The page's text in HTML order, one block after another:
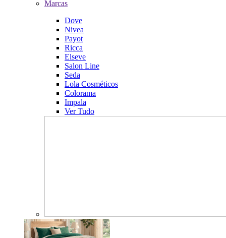
Marcas
Dove
Nivea
Payot
Ricca
Elseve
Salon Line
Seda
Lola Cosméticos
Colorama
Impala
Ver Tudo